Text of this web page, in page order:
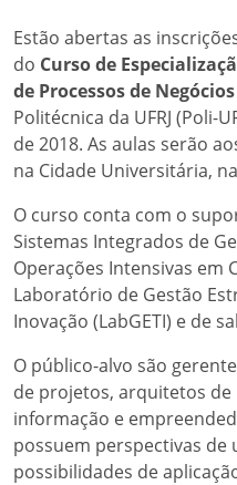
Estão abertas as
do Curso de
de Processos de Negócios
Politécnica da UFRJ (Poli-
de 2018. As aulas serão
na Cidade Universitária,
O curso conta com o
Sistemas Integrados de
Operações Intensivas em
Laboratório de Gestão
Inovação (LabGETI) e de
O público-alvo são
de projetos, arquitetos
informação e
possuem perspectivas de
possibilidades de